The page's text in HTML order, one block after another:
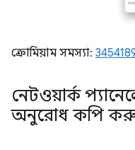
ক্রোমিয়াম সমস্যা:
নেটওয়ার্ক
অনুরোধ কপি